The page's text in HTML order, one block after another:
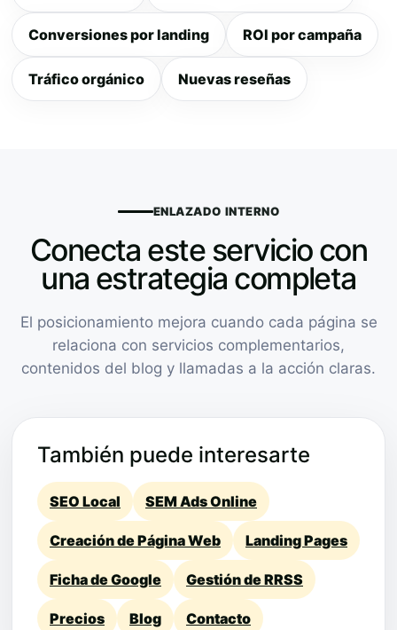
Conversiones por landing ROI por campaña
Tráfico orgánico Nuevas reseñas
ENLAZADO INTERNO
Conecta este servicio con
una estrategia completa
El posicionamiento mejora cuando cada página se
relaciona con servicios complementarios,
contenidos del blog y llamadas a la acción claras.
También puede interesarte
SEO Local SEM Ads Online
Creación de Página Web Landing Pages
Ficha de Google Gestión de RRSS
Precios Blog Contacto